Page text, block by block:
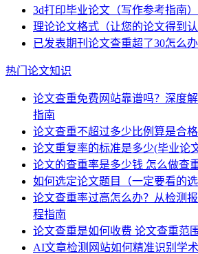
3d打印毕业论文（写作参考指南）
理论论文格式（让您的论文得到认
已发表期刊论文查重超了30怎么办
热门论文知识
论文查重免费网站靠谱吗？深度解
指南
论文查重不超过多少比例算是合
论文重复率的标准是多少(毕业论
论文的查重率是多少钱 怎么做查
如何选定论文题目（一定要看的选
论文查重率过高怎么办？从检测
程指南
论文查重是如何收费 论文查重范
AI文章检测网站如何精准识别学术